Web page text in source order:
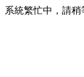
系統繁忙中，請稍